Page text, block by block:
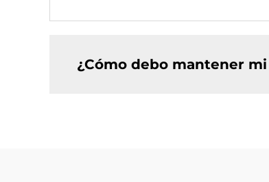
¿Cómo debo mantener